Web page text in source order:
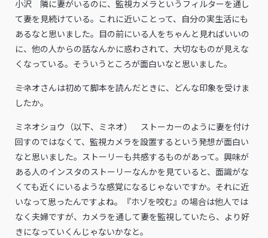
小沢 隣に妻がいるのに、監視カメラというフィルターを通し
て妻を見続けている。これに近いことって、自分の実生活にも
あるなと思いました。目の前にいる人をちゃんと見ればいいの
に、他の人からの話なんかに惑わされて、大切なものが見えな
くなっている。そういうところが面白いなと思いました。
――ミネオさんは初めて脚本を読んだときに、どんな印象を受けま
したか。
ミネオショウ（以下、ミネオ） ストーカーのように妻を付け
回すのではなくて、監視カメラを設置するという発想が面白い
なと思いました。ストーリーも共感するものがあって。興味が
ある人のインスタのストーリーなんかを見ていると、面識がな
くても近くにいるような感覚になるじゃないですか。それに近
いなって思ったんですよね。『ホゾを咬む』の場合は他人では
なく夫婦ですが、カメラを通して妻を監視していたら、より好
きになっていくんじゃないかなと。